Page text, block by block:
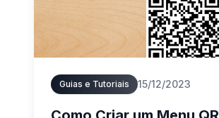
Guias e Tutoriais 15/12/2023